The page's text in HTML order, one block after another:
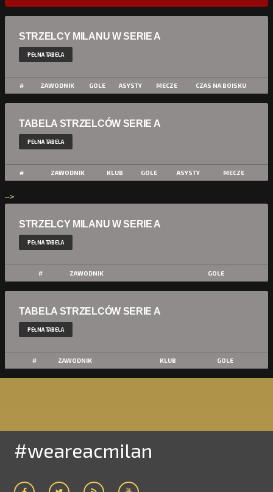
STRZELCY MILANU W SERIE A
PEŁNA TABELA
# ZAWODNIK GOLE ASYSTY MECZE CZAS NA BOISKU
TABELA STRZELCÓW SERIE A
PEŁNA TABELA
# ZAWODNIK KLUB GOLE ASYSTY MECZE
-->
STRZELCY MILANU W SERIE A
PEŁNA TABELA
# ZAWODNIK GOLE
TABELA STRZELCÓW SERIE A
PEŁNA TABELA
# ZAWODNIK KLUB GOLE
#weareacmilan